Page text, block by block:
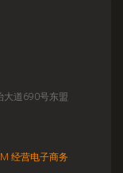
大道690号东盟
经营电子商务